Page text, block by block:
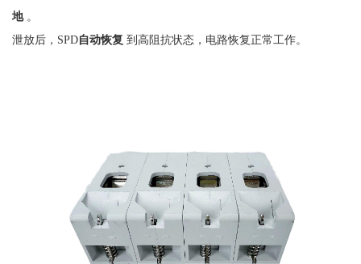
地 。
泄放后， SPD自动恢复 到高阻抗状态，电路恢复正常工作。